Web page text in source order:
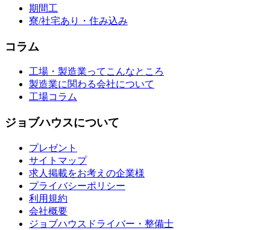
期間工
寮/社宅あり・住み込み
コラム
工場・製造業ってこんなところ
製造業に関わる会社について
工場コラム
ジョブハウスについて
プレゼント
サイトマップ
求人掲載をお考えの企業様
プライバシーポリシー
利用規約
会社概要
ジョブハウスドライバー・整備士